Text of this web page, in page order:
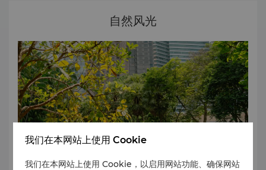
自然风光
我们在本网站上使用 Cookie
我们在本网站上使用 Cookie，以启用网站功能、确保网站